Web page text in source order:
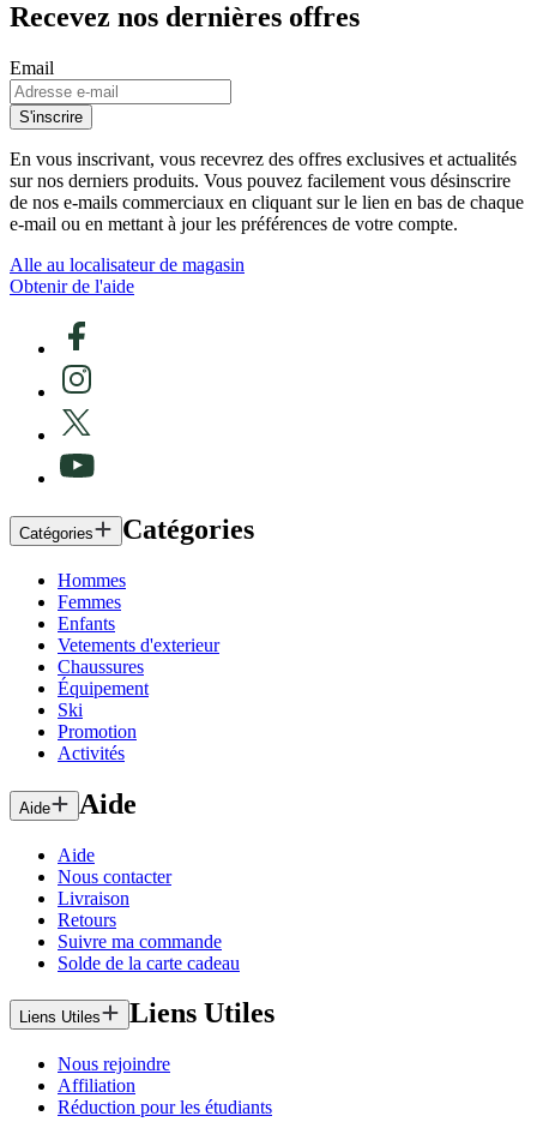
Recevez nos dernières offres
Email
S'inscrire
En vous inscrivant, vous recevrez des offres exclusives et actualités
sur nos derniers produits. Vous pouvez facilement vous désinscrire
de nos e-mails commerciaux en cliquant sur le lien en bas de chaque
e-mail ou en mettant à jour les préférences de votre compte.
Alle au localisateur de magasin
Obtenir de l'aide
Catégories Catégories
Hommes
Femmes
Enfants
Vetements d'exterieur
Chaussures
Équipement
Ski
Promotion
Activités
Aide Aide
Aide
Nous contacter
Livraison
Retours
Suivre ma commande
Solde de la carte cadeau
Liens Utiles Liens Utiles
Nous rejoindre
Affiliation
Réduction pour les étudiants